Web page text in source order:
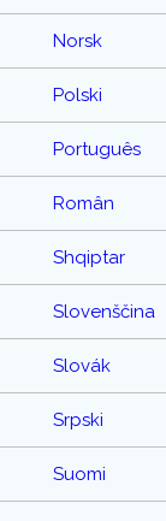
Norsk
Polski
Português
Român
Shqiptar
Slovenščina
Slovák
Srpski
Suomi